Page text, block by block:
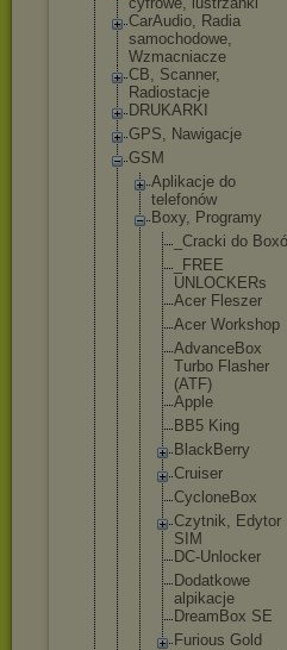
CarAudio, Radia
samochodowe,
Wzmacniacze
CB, Scanner,
Radiostacje
DRUKARKI
GPS, Nawigacje
GSM
Aplikacje do
telefonów
Boxy, Programy
_Cracki do
_FREE
UNLOCKERs
Acer Fleszer
Acer Workshop
AdvanceBox
Turbo Flasher
(ATF)
Apple
BB5 King
BlackBerry
Cruiser
CycloneBox
Czytnik, Edytor
SIM
DC-Unloc ker
Dodatkowe
alpikacje
DreamBox SE
Furious Gold